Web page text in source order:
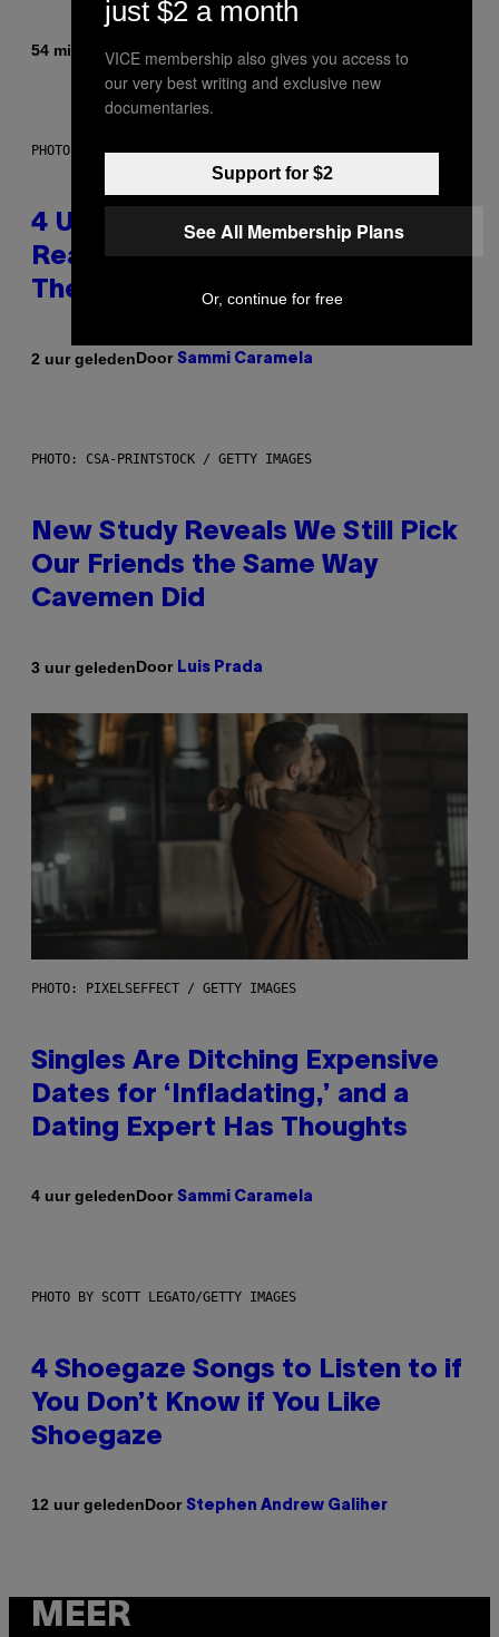
54 minuten geledenDoor Haley Miller
PHOTO: GCSHUTTER / GETTY IMAGES
4 Unexpected but Common
Reasons Couples End Up in
Therapy, According to an Expert
2 uur geledenDoor Sammi Caramela
PHOTO: CSA-PRINTSTOCK / GETTY IMAGES
New Study Reveals We Still Pick
Our Friends the Same Way
Cavemen Did
3 uur geledenDoor Luis Prada
PHOTO: PIXELSEFFECT / GETTY IMAGES
Singles Are Ditching Expensive
Dates for ‘Infladating,’ and a
Dating Expert Has Thoughts
4 uur geledenDoor Sammi Caramela
PHOTO BY SCOTT LEGATO/GETTY IMAGES
4 Shoegaze Songs to Listen to if
You Don’t Know if You Like
Shoegaze
12 uur geledenDoor Stephen Andrew Galiher
MEER
just $2 a month
VICE membership also gives you access to
our very best writing and exclusive new
documentaries.
Support for $2
See All Membership Plans
Or, continue for free